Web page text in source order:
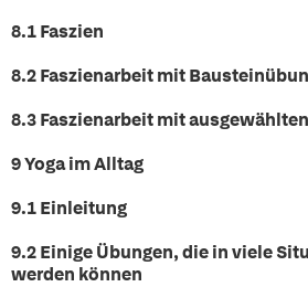
8.1 Faszien
8.2 Faszienarbeit mit
8.3 Faszienarbeit mit
9 Yoga im Alltag
9.1 Einleitung
9.2 Einige Übungen, die in viele
werden können